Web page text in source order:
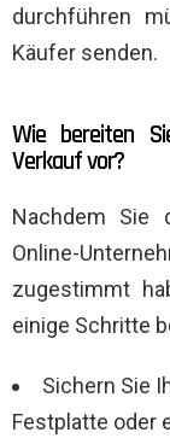
durchführen
Käufer senden.
Wie bereiten
Verkauf vor?
Nachdem Sie
Online-
zugestimmt
einige Schritte
Sichern Sie
Festplatte oder